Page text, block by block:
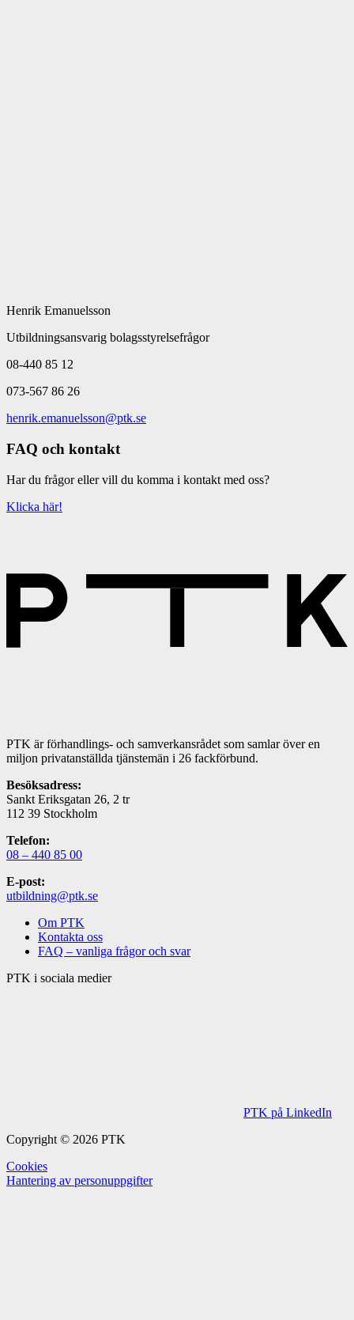
Henrik Emanuelsson
Utbildningsansvarig bolagsstyrelsefrågor
08-440 85 12
073-567 86 26
henrik.emanuelsson@ptk.se
FAQ och kontakt
Har du frågor eller vill du komma i kontakt med oss?
Klicka här!
PTK är förhandlings- och samverkansrådet som samlar över en
miljon privatanställda tjänstemän i 26 fackförbund.
Besöksadress:
Sankt Eriksgatan 26, 2 tr
112 39 Stockholm
Telefon:
08 – 440 85 00
E-post:
utbildning@ptk.se
Om PTK
Kontakta oss
FAQ – vanliga frågor och svar
PTK i sociala medier
PTK på LinkedIn
Copyright © 2026 PTK
Cookies
Hantering av personuppgifter